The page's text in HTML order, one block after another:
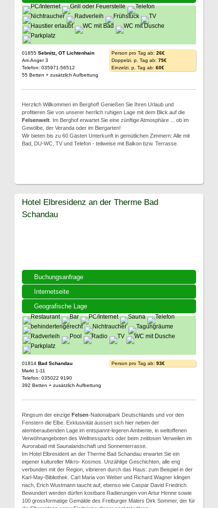
01855 Sebnitz, OT Lichtenhain
Am Anger 3
Telefon: 035971-56512
55 Betten + zusätzlich Aufbettung
Person pro Tag ab: 26€
Doppelzi. p. Tag ab: 75€
Einzelzi. p. Tag ab: 60€
Herzlich Willkommen im Berghof! Genießen Sie Ihren Urlaub und
profitieren Sie von unserer herrlich ruhigen Lage mit dem Blick auf die
Felsenwelt . Im Berghof erwartet Sie eine zünftige Atmosphäre ... ob im
Gewölbe, der Veranda oder im Biergarten!
Wir bieten bis zu 60 Gästen Unterkunft in gemütlichen Zimmern: Alle mit
Bad, DU-WC, TV und Telefon - teilweise mit Balkon bzw. Terrasse.
Buchungsanfrage
Internetseite
Geografische Lage
Hotel Elbresidenz an der Therme Bad
Schandau
01814 Bad Schandau
Markt 1-11
Telefon: 035022 9190
392 Betten + zusätzlich Aufbettung
Person pro Tag ab: 93€
Ringsum der einzige Felsen-Nationalpark Deutschlands und vor den
Fenstern die Elbe. Exklusivität äussert sich hier neben der
atemberaubenden Lage im entspannt-legeren Ambiente, in weltoffenen
Verwöhnangeboten des Wellnessparks oder beim zeitlosen Verweilen im
Aurorabad mit Saunalandschaft und Sonnenterrasse.
Im Hotel Elbresident an der Therme Bad Schandau erwartet Sie ein
eigener kultureller Mikro- Kosmos. Unzählige Geschichten, alle eng
verbunden mit der Region, vibrieren durch das Haus: zum Beispiel in der
Karl-May-Bibliothek. Carl Maria von Weber und Richard Wagner klingen
nach, Erich Wustmann taucht auf, ebenso wie Caspar David Friedrich.
Bewundert werden dürfen kostbare Radierungen von Artur Henne sowie
100 grossformatige Gemälde des Freiburger Malers Dirk Sommer, der für